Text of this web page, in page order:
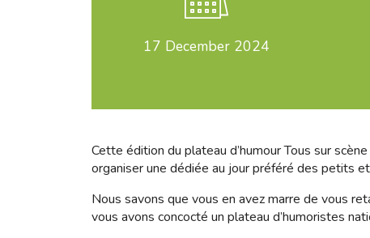
17 December 2024
Cette édition du plateau d’humour Tous sur
organiser une dédiée au jour préféré des petits
Nous savons que vous en avez marre de vous
vous avons concocté un plateau d’humoristes